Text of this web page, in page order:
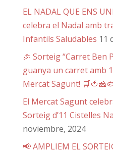
EL NADAL QUE ENS
celebra el Nadal amb
Infantils Saludables 11
🎉 Sorteig “Carret Ben
guanya un carret amb
Mercat Sagunt!
El Mercat Sagunt
Sorteig d’11 Cistelles
noviembre, 2024
📢 AMPLIEM EL